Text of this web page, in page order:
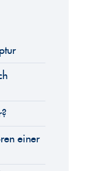
einer